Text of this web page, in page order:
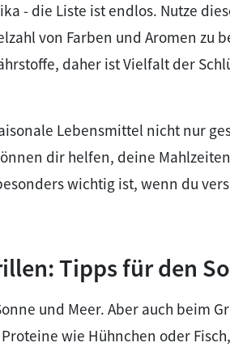
- die Liste ist endlos. Nutze
von Farben und Aromen zu
daher ist Vielfalt der
Lebensmittel nicht nur
dir helfen, deine
wichtig ist, wenn du
Tipps für den
und Meer. Aber auch beim
wie Hühnchen oder